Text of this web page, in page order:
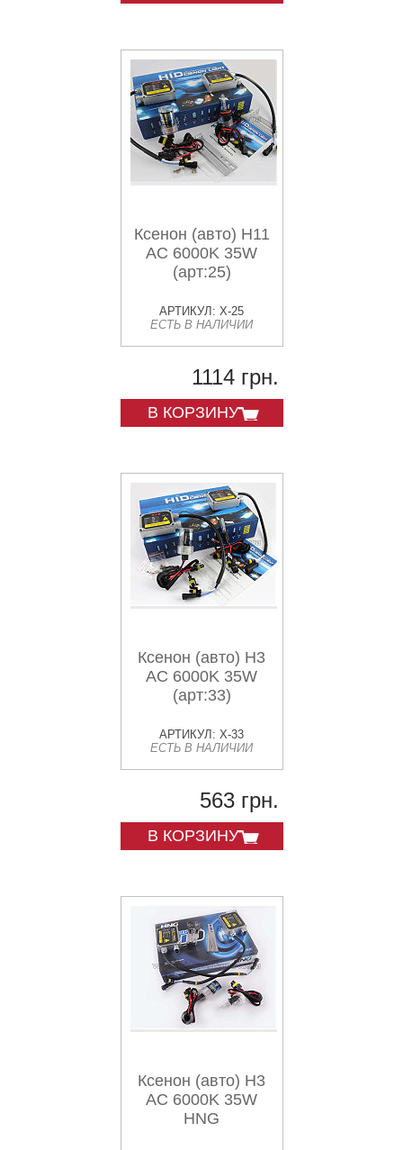
Ксенон (авто) H11
AC 6000K 35W
(арт:25)
АРТИКУЛ: X-25
ЕСТЬ В НАЛИЧИИ
1114 грн.
В КОРЗИНУ
Ксенон (авто) H3
AC 6000K 35W
(арт:33)
АРТИКУЛ: X-33
ЕСТЬ В НАЛИЧИИ
563 грн.
В КОРЗИНУ
Ксенон (авто) H3
AC 6000K 35W
HNG